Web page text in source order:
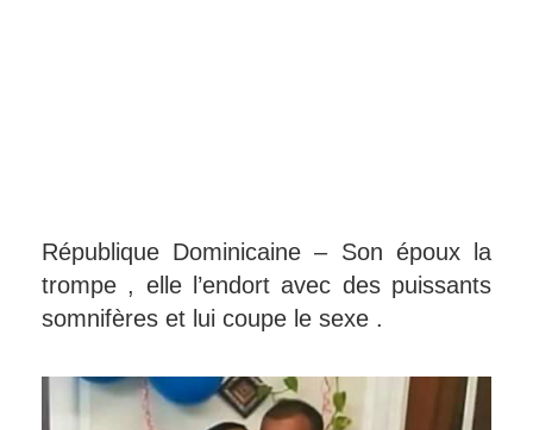
République Dominicaine – Son époux la
trompe , elle l’endort avec des puissants
somnifères et lui coupe le sexe .